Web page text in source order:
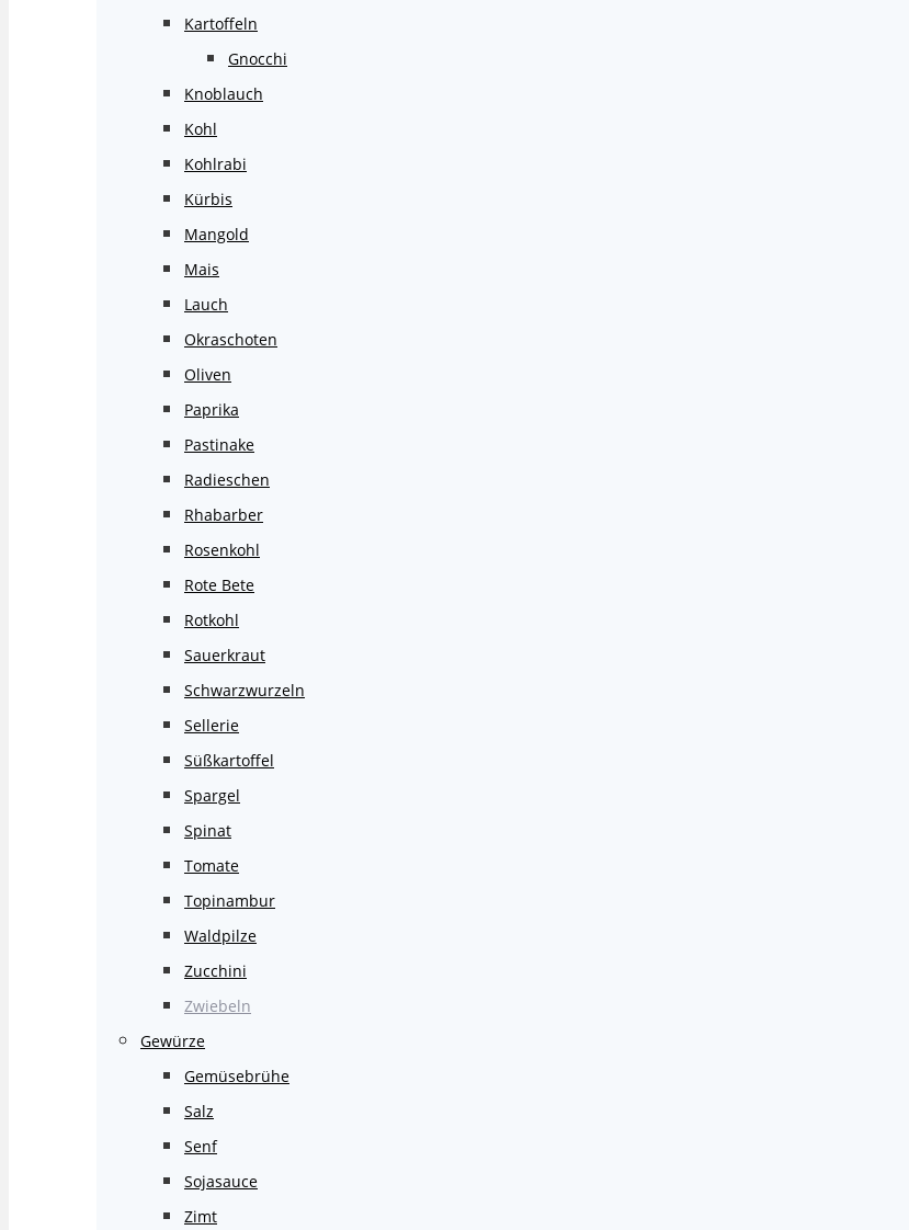
Kartoffeln
Gnocchi
Knoblauch
Kohl
Kohlrabi
Kürbis
Mangold
Mais
Lauch
Okraschoten
Oliven
Paprika
Pastinake
Radieschen
Rhabarber
Rosenkohl
Rote Bete
Rotkohl
Sauerkraut
Schwarzwurzeln
Sellerie
Süßkartoffel
Spargel
Spinat
Tomate
Topinambur
Waldpilze
Zucchini
Zwiebeln
Gewürze
Gemüsebrühe
Salz
Senf
Sojasauce
Zimt